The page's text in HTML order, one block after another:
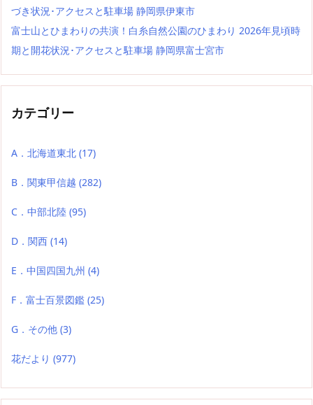
づき状況･アクセスと駐車場 静岡県伊東市
富士山とひまわりの共演！白糸自然公園のひまわり 2026年見頃時
期と開花状況･アクセスと駐車場 静岡県富士宮市
カテゴリー
A．北海道東北 (17)
B．関東甲信越 (282)
C．中部北陸 (95)
D．関西 (14)
E．中国四国九州 (4)
F．富士百景図鑑 (25)
G．その他 (3)
花だより (977)